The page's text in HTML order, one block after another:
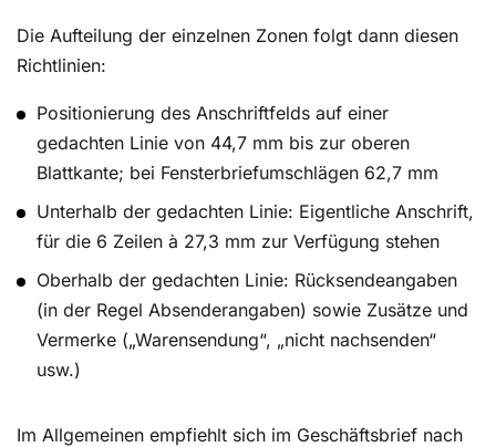
Die Aufteilung der einzelnen Zonen folgt dann diesen
Richtlinien:
Positionierung des Anschriftfelds auf einer
gedachten Linie von 44,7 mm bis zur oberen
Blattkante; bei Fensterbriefumschlägen 62,7 mm
Unterhalb der gedachten Linie: Eigentliche Anschrift,
für die 6 Zeilen à 27,3 mm zur Verfügung stehen
Oberhalb der gedachten Linie: Rücksendeangaben
(in der Regel Absenderangaben) sowie Zusätze und
Vermerke („Warensendung“, „nicht nachsenden“
usw.)
Im Allgemeinen empfiehlt sich im Geschäftsbrief nach